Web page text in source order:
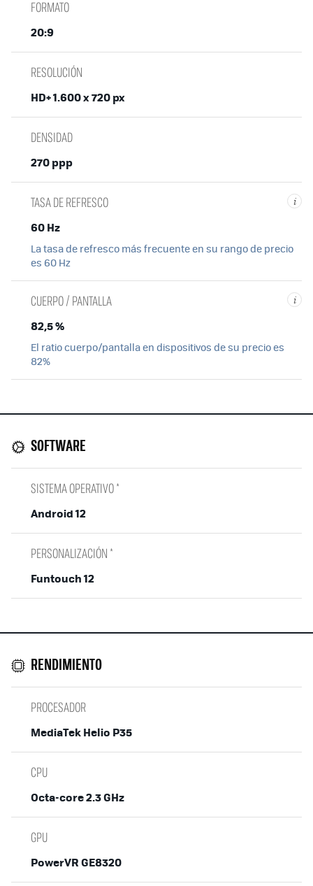
FORMATO
20:9
RESOLUCIÓN
HD+ 1.600 x 720 px
DENSIDAD
270 ppp
i
TASA DE REFRESCO
60 Hz
La tasa de refresco más frecuente en su rango de precio
es 60 Hz
i
CUERPO / PANTALLA
82,5 %
El ratio cuerpo/pantalla en dispositivos de su precio es
82%
SOFTWARE
SISTEMA OPERATIVO *
Android 12
PERSONALIZACIÓN *
Funtouch 12
RENDIMIENTO
PROCESADOR
MediaTek Helio P35
CPU
Octa-core 2.3 GHz
GPU
PowerVR GE8320